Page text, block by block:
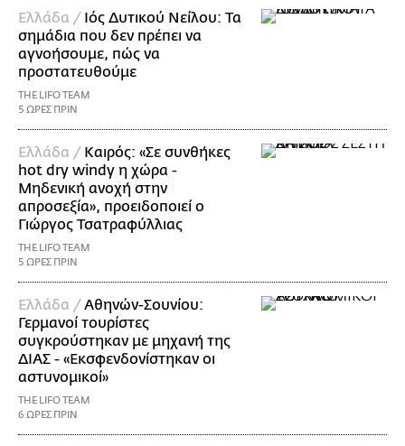
Ελλάδα / Ιός Δυτικού Νείλου: Τα
σημάδια που δεν πρέπει να
αγνοήσουμε, πώς να
προστατευθούμε
THE LIFO TEAM
5 ΩΡΕΣ ΠΡΙΝ
Ελλάδα / Καιρός: «Σε συνθήκες
hot dry windy η χώρα -
Μηδενική ανοχή στην
απροσεξία», προειδοποιεί ο
Γιώργος Τσατραφύλλιας
THE LIFO TEAM
5 ΩΡΕΣ ΠΡΙΝ
Ελλάδα /Αθηνών-Σουνίου:
Γερμανοί τουρίστες
συγκρούστηκαν με μηχανή της
ΔΙΑΣ - «Εκσφενδονίστηκαν οι
αστυνομικοί»
THE LIFO TEAM
6 ΩΡΕΣ ΠΡΙΝ